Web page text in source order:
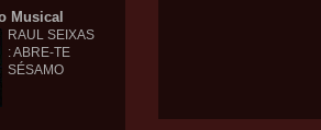
Musical
RAUL SEIXAS
: ABRE-TE
SÉSAMO